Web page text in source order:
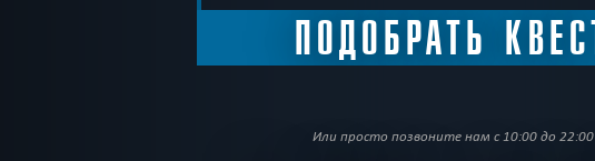
Или просто позвоните нам с 10:00 до 22:00